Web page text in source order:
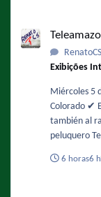
Exibições
Miércoles 5 de agosto:
Colorado ✔️ Episodio 203 (1978): Dinero llama a dinero, pero
también al ratero El Chavo ✔️ Episodio 18
peluquero Teleamazonas Guayaquil Chapulín Colorado ✔️
mismo
6 horas6 h